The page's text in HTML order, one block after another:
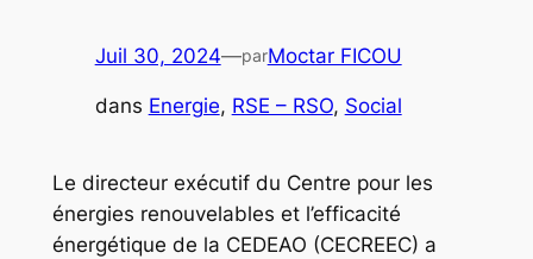
Juil 30, 2024—parMoctar FICOU
dans Energie, RSE – RSO, Social
Le directeur exécutif du Centre pour les
énergies renouvelables et l’efficacité
énergétique de la CEDEAO (CECREEC) a